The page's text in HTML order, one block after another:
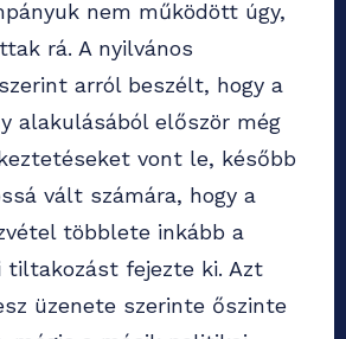
nem működött úgy,
rá. A nyilvános
arról beszélt, hogy a
alakulásából először még
vont le, később
vált számára, hogy a
többlete inkább a
tiltakozást fejezte ki. Azt
üzenete szerinte őszinte